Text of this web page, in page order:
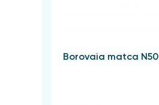
Borovaia matca N50